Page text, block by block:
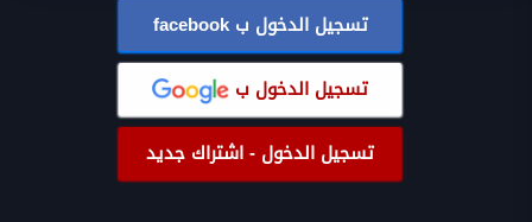
تسجيل الدخول بfacebook
تسجيل الدخول ب
تسجيل الدخول - اشتراك جديد